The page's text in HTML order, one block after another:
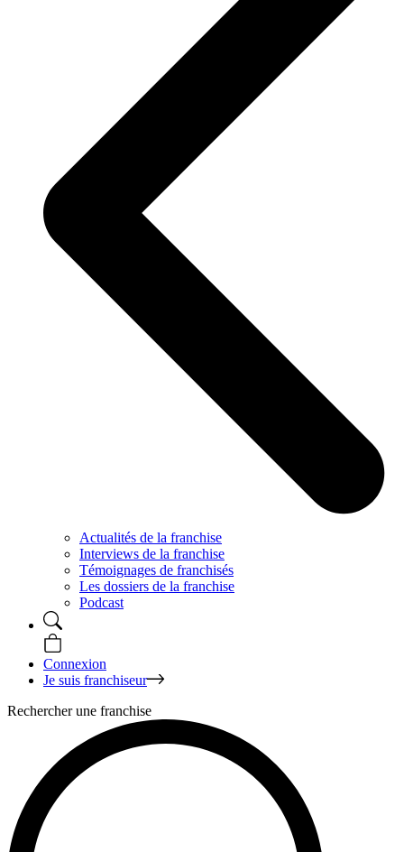
Actualités de la franchise
Interviews de la franchise
Témoignages de franchisés
Les dossiers de la franchise
Podcast
Connexion
Je suis franchiseur
Rechercher une franchise